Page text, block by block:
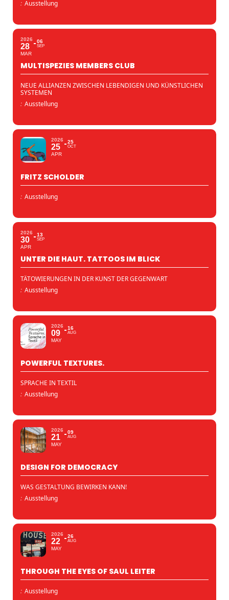
: Ausstellung
2026
28
MAR
06
SEP
MULTISPEZIES MEMBERS CLUB
NEUE ALLIANZEN ZWISCHEN LEBENDIGEN UND KÜNSTLICHEN
SYSTEMEN
: Ausstellung
2026
25
APR
25
OCT
FRITZ SCHOLDER
: Ausstellung
2026
30
APR
13
SEP
UNTER DIE HAUT. TATTOOS IM BLICK
TÄTOWIERUNGEN IN DER KUNST DER GEGENWART
: Ausstellung
2026
09
MAY
16
AUG
POWERFUL TEXTURES.
SPRACHE IN TEXTIL
: Ausstellung
2026
21
MAY
09
AUG
DESIGN FOR DEMOCRACY
WAS GESTALTUNG BEWIRKEN KANN!
: Ausstellung
2026
22
MAY
26
AUG
THROUGH THE EYES OF SAUL LEITER
: Ausstellung